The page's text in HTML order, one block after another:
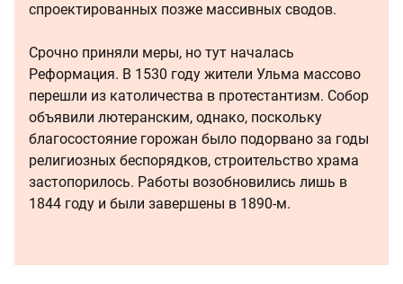
спроектированных позже массивных сводов.
Срочно приняли меры, но тут началась
Реформация. В 1530 году жители Ульма массово
перешли из католичества в протестантизм. Собор
объявили лютеранским, однако, поскольку
благосостояние горожан было подорвано за годы
религиозных беспорядков, строительство храма
застопорилось. Работы возобновились лишь в
1844 году и были завершены в 1890-м.